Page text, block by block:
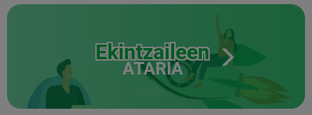
Ekintzaileen
ATARIA